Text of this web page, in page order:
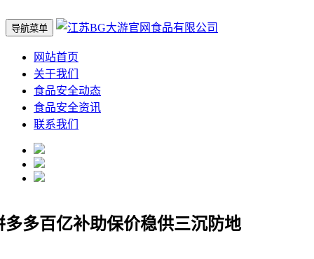
导航菜单
网站首页
关于我们
食品安全动态
食品安全资讯
联系我们
多百亿补助保价稳供三沉防地